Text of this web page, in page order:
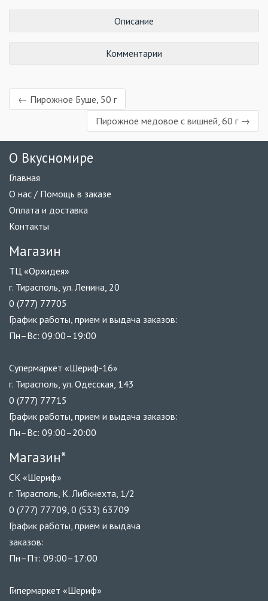
Описание
Комментарии
← Пирожное Буше, 50 г
Пирожное медовое с вишней, 60 г →
О Вкусномире
Главная
О нас / Помощь в заказе
Оплата и доставка
Контакты
Магазин
ТЦ «Орхидея»
г. Тирасполь, ул. Ленина, 20
0 (777) 77705
График работы, прием и выдача заказов:
Пн–Вс: 09:00–19:00
Супермаркет «Шериф-16»
г. Тирасполь, ул. Одесская, 143
0 (777) 77715
График работы, прием и выдача заказов:
Пн–Вс: 09:00–20:00
Магазин*
СК «Шериф»
г. Тирасполь, К. Либкнехта, 1/2
0 (777) 77709, 0 (533) 63709
График работы, прием и выдача
заказов:
Пн–Пт: 09:00–17:00
Гипермаркет «Шериф»